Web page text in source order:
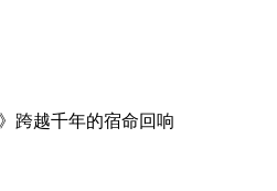
跨越千年的宿命回响